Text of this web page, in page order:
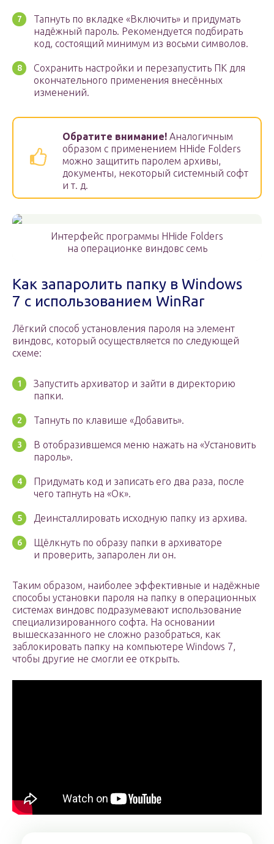
Тапнуть по вкладке «Включить» и придумать
надёжный пароль. Рекомендуется подбирать
код, состоящий минимум из восьми символов.
Сохранить настройки и перезапустить ПК для
окончательного применения внесённых
изменений.
Обратите внимание! Аналогичным
образом с применением HHide Folders
можно защитить паролем архивы,
документы, некоторый системный софт
и т. д.
Интерфейс программы HHide Folders
на операционке виндовс семь
Как запаролить папку в Windows
7 с использованием WinRar
Лёгкий способ установления пароля на элемент
виндовс, который осуществляется по следующей
схеме:
Запустить архиватор и зайти в директорию
папки.
Тапнуть по клавише «Добавить».
В отобразившемся меню нажать на «Установить
пароль».
Придумать код и записать его два раза, после
чего тапнуть на «Ок».
Деинсталлировать исходную папку из архива.
Щёлкнуть по образу папки в архиваторе
и проверить, запаролен ли он.
Таким образом, наиболее эффективные и надёжные
способы установки пароля на папку в операционных
системах виндовс подразумевают использование
специализированного софта. На основании
вышесказанного не сложно разобраться, как
заблокировать папку на компьютере Windows 7,
чтобы другие не смогли ее открыть.